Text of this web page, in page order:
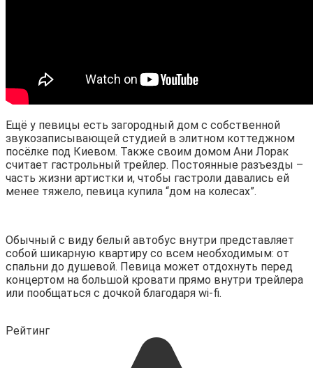
Ещё у певицы есть загородный дом с собственной
звукозаписывающей студией в элитном коттеджном
посёлке под Киевом. Также своим домом Ани Лорак
считает гастрольный трейлер. Постоянные разъезды –
часть жизни артистки и, чтобы гастроли давались ей
менее тяжело, певица купила “дом на колесах”.
Обычный с виду белый автобус внутри представляет
собой шикарную квартиру со всем необходимым: от
спальни до душевой. Певица может отдохнуть перед
концертом на большой кровати прямо внутри трейлера
или пообщаться с дочкой благодаря wi-fi.
Рейтинг